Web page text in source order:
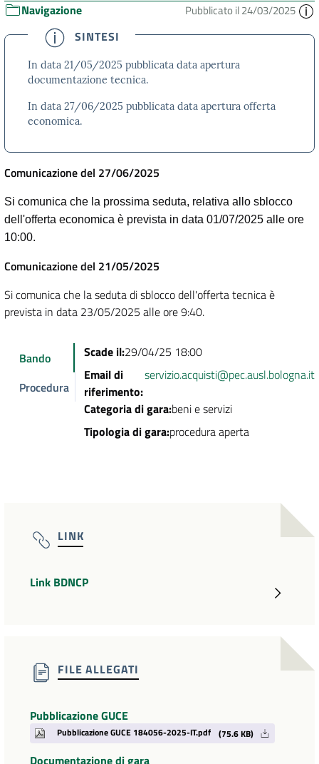
Navigazione Pubblicato il 24/03/2025
SINTESI
In data 21/05/2025 pubblicata data apertura
documentazione tecnica.
In data 27/06/2025 pubblicata data apertura offerta
economica.
Comunicazione del 27/06/2025
Si comunica che la prossima seduta, relativa allo sblocco
dell'offerta economica è prevista in data 01/07/2025 alle ore
10:00.
Comunicazione del 21/05/2025
Si comunica che la seduta di sblocco dell'offerta tecnica è
prevista in data 23/05/2025 alle ore 9:40.
Bando
Procedura
Scade il:29/04/25 18:00
Email di
riferimento:
servizio.acquisti@pec.ausl.bologna.it
Categoria di gara:beni e servizi
Tipologia di gara:procedura aperta
LINK
Link BDNCP
FILE ALLEGATI
Pubblicazione GUCE
Pubblicazione GUCE 184056-2025-IT.pdf (75.6 KB)
Documentazione di gara